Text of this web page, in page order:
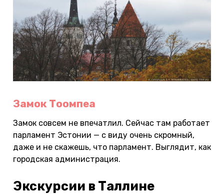
Замок Тоомпеа
Замок совсем не впечатлил. Сейчас там работает
парламент Эстонии — с виду очень скромный,
даже и не скажешь, что парламент. Выглядит, как
городская администрация.
Экскурсии в Таллине